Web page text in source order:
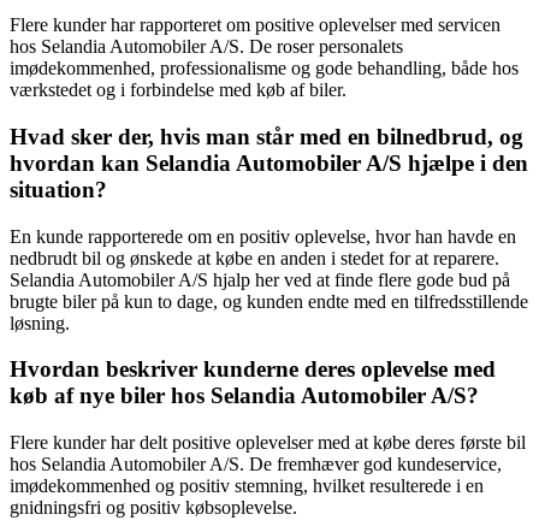
Flere kunder har rapporteret om positive oplevelser med servicen
hos Selandia Automobiler A/S. De roser personalets
imødekommenhed, professionalisme og gode behandling, både hos
værkstedet og i forbindelse med køb af biler.
Hvad sker der, hvis man står med en bilnedbrud, og
hvordan kan Selandia Automobiler A/S hjælpe i den
situation?
En kunde rapporterede om en positiv oplevelse, hvor han havde en
nedbrudt bil og ønskede at købe en anden i stedet for at reparere.
Selandia Automobiler A/S hjalp her ved at finde flere gode bud på
brugte biler på kun to dage, og kunden endte med en tilfredsstillende
løsning.
Hvordan beskriver kunderne deres oplevelse med
køb af nye biler hos Selandia Automobiler A/S?
Flere kunder har delt positive oplevelser med at købe deres første bil
hos Selandia Automobiler A/S. De fremhæver god kundeservice,
imødekommenhed og positiv stemning, hvilket resulterede i en
gnidningsfri og positiv købsoplevelse.